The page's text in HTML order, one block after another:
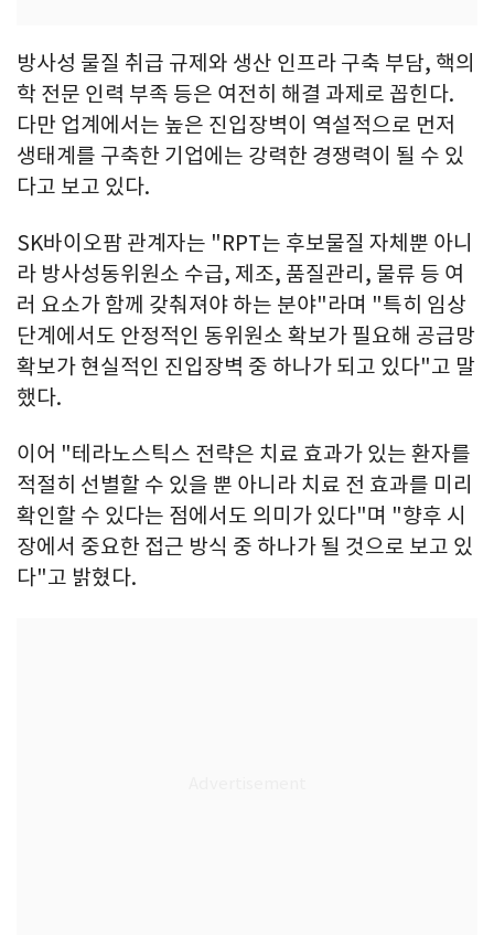
방사성 물질 취급 규제와 생산 인프라 구축 부담, 핵의
학 전문 인력 부족 등은 여전히 해결 과제로 꼽힌다.
다만 업계에서는 높은 진입장벽이 역설적으로 먼저
생태계를 구축한 기업에는 강력한 경쟁력이 될 수 있
다고 보고 있다.
SK바이오팜 관계자는 "RPT는 후보물질 자체뿐 아니
라 방사성동위원소 수급, 제조, 품질관리, 물류 등 여
러 요소가 함께 갖춰져야 하는 분야"라며 "특히 임상
단계에서도 안정적인 동위원소 확보가 필요해 공급망
확보가 현실적인 진입장벽 중 하나가 되고 있다"고 말
했다.
이어 "테라노스틱스 전략은 치료 효과가 있는 환자를
적절히 선별할 수 있을 뿐 아니라 치료 전 효과를 미리
확인할 수 있다는 점에서도 의미가 있다"며 "향후 시
장에서 중요한 접근 방식 중 하나가 될 것으로 보고 있
다"고 밝혔다.